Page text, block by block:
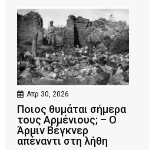
Απρ 30, 2026
Ποιος θυμάται σήμερα
τους Αρμένιους; – Ο
Άρμιν Βέγκνερ
απέναντι στη λήθη